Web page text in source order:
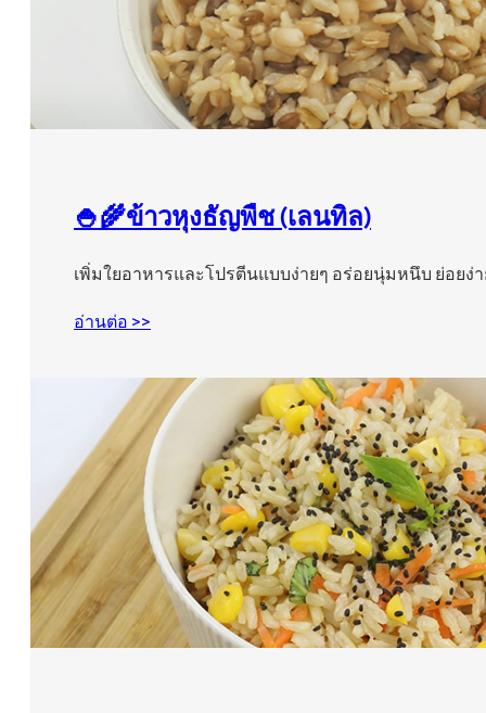
🍚🌾ข้าวหุงธัญพืช (เลนทิล)
เพิ่มใยอาหารและโปรตีนแบบง่ายๆ อร่อยนุ่มหนึบ ย่อยง่
อ่านต่อ >>